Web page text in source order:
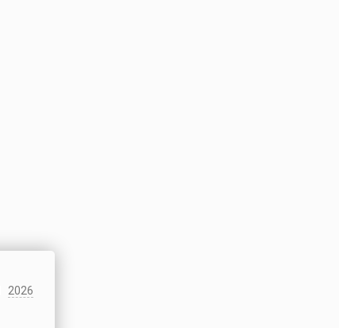
2026